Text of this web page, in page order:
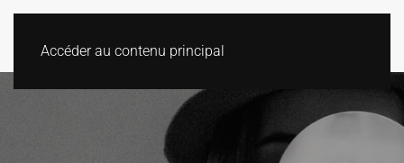
Accéder au contenu principal